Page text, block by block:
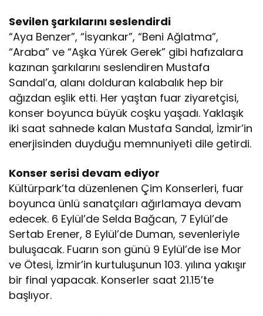
Sevilen şarkılarını seslendirdi
“Aya Benzer”, “İsyankar”, “Beni Ağlatma”,
“Araba” ve “Aşka Yürek Gerek” gibi hafızalara
kazınan şarkılarını seslendiren Mustafa
Sandal’a, alanı dolduran kalabalık hep bir
ağızdan eşlik etti. Her yaştan fuar ziyaretçisi,
konser boyunca büyük coşku yaşadı. Yaklaşık
iki saat sahnede kalan Mustafa Sandal, İzmir’in
enerjisinden duyduğu memnuniyeti dile getirdi.
Konser serisi devam ediyor
Kültürpark’ta düzenlenen Çim Konserleri, fuar
boyunca ünlü sanatçıları ağırlamaya devam
edecek. 6 Eylül’de Selda Bağcan, 7 Eylül’de
Sertab Erener, 8 Eylül’de Duman, sevenleriyle
buluşacak. Fuarın son günü 9 Eylül’de ise Mor
ve Ötesi, İzmir’in kurtuluşunun 103. yılına yakışır
bir final yapacak. Konserler saat 21.15’te
başlıyor.